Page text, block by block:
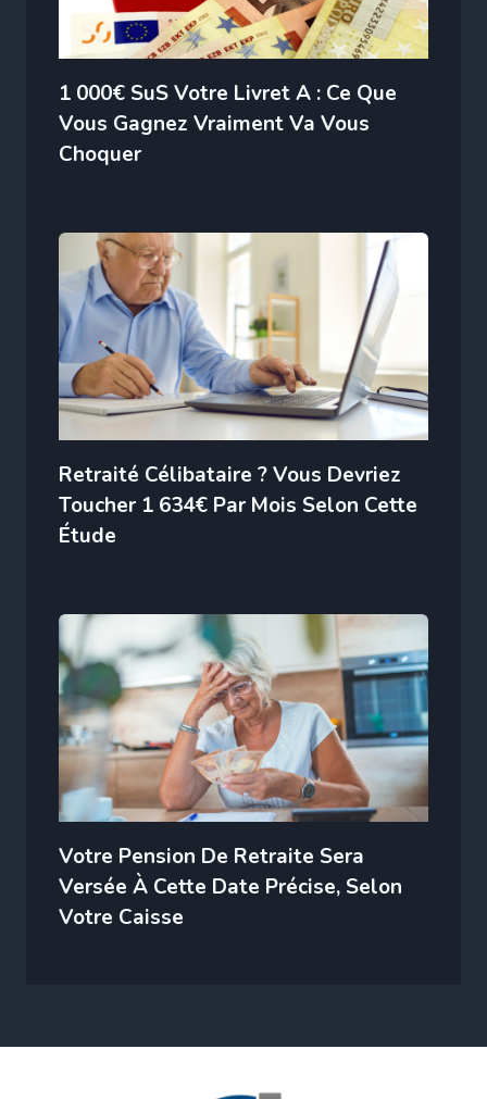
1 000€ SuS Votre Livret A : Ce Que
Vous Gagnez Vraiment Va Vous
Choquer
Retraité Célibataire ? Vous Devriez
Toucher 1 634€ Par Mois Selon Cette
Étude
Votre Pension De Retraite Sera
Versée À Cette Date Précise, Selon
Votre Caisse